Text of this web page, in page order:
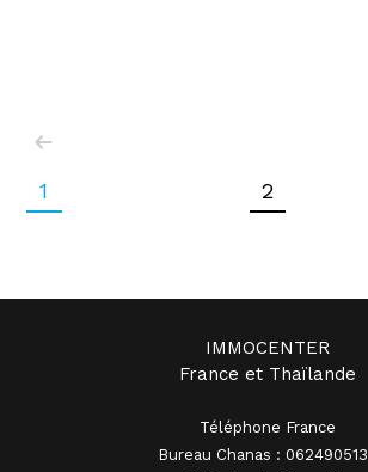
1 2
IMMOCENTER
France et Thaïlande
Téléphone France
Bureau Chanas :